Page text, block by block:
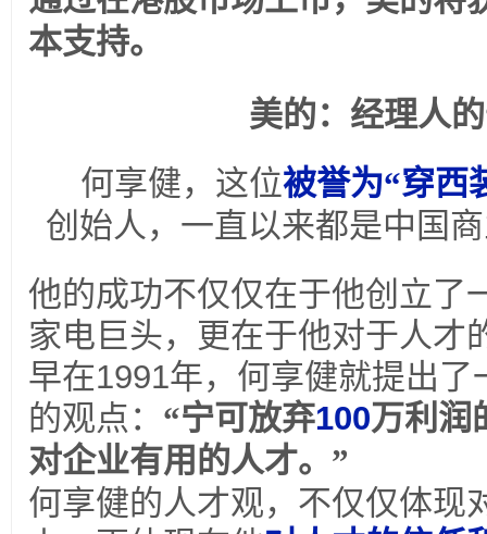
本支持。
二
美的：经理人
何享健，这位被誉为“穿西
创始人，一直以来都是中国
他的成功不仅仅在于他创立了
家电巨头，更在于他对于人才
早在1991年，何享健就提出
的观点： “宁可放弃100万利润
对企业有用的人才。”
何享健的人才观，不仅仅体现